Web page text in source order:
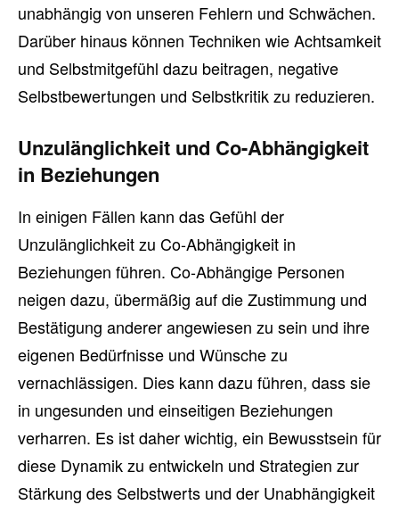
unabhängig von unseren Fehlern und Schwächen.
Darüber hinaus können Techniken wie Achtsamkeit
und Selbstmitgefühl dazu beitragen, negative
Selbstbewertungen und Selbstkritik zu reduzieren.
Unzulänglichkeit und Co-Abhängigkeit
in Beziehungen
In einigen Fällen kann das Gefühl der
Unzulänglichkeit zu Co-Abhängigkeit in
Beziehungen führen. Co-Abhängige Personen
neigen dazu, übermäßig auf die Zustimmung und
Bestätigung anderer angewiesen zu sein und ihre
eigenen Bedürfnisse und Wünsche zu
vernachlässigen. Dies kann dazu führen, dass sie
in ungesunden und einseitigen Beziehungen
verharren. Es ist daher wichtig, ein Bewusstsein für
diese Dynamik zu entwickeln und Strategien zur
Stärkung des Selbstwerts und der Unabhängigkeit